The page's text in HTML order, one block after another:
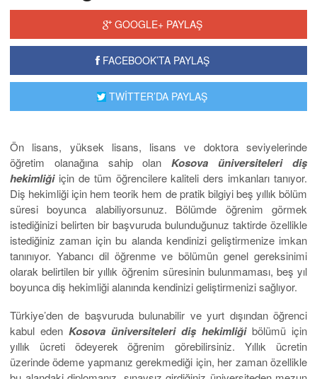
GOOGLE+ PAYLAŞ
FACEBOOK’TA PAYLAŞ
TWİTTER’DA PAYLAŞ
Ön lisans, yüksek lisans, lisans ve doktora seviyelerinde
öğretim olanağına sahip olanKosova üniversiteleri diş
hekimliğiiçin de tüm öğrencilere kaliteli ders imkanları tanıyor.
Diş hekimliği için hem teorik hem de pratik bilgiyi beş yıllık bölüm
süresi boyunca alabiliyorsunuz. Bölümde öğrenim görmek
istediğinizi belirten bir başvuruda bulunduğunuz taktirde özellikle
istediğiniz zaman için bu alanda kendinizi geliştirmenize imkan
tanınıyor. Yabancı dil öğrenme ve bölümün genel gereksinimi
olarak belirtilen bir yıllık öğrenim süresinin bulunmaması, beş yıl
boyunca diş hekimliği alanında kendinizi geliştirmenizi sağlıyor.
Türkiye’den de başvuruda bulunabilir ve yurt dışından öğrenci
kabul eden Kosova üniversiteleri diş hekimliğibölümü için
yıllık ücreti ödeyerek öğrenim görebilirsiniz. Yıllık ücretin
üzerinde ödeme yapmanız gerekmediği için, her zaman özellikle